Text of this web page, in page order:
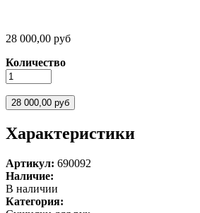
28 000,00 руб
Количество
Характеристики
Артикул: 690092
Наличие:
В наличии
Категория: